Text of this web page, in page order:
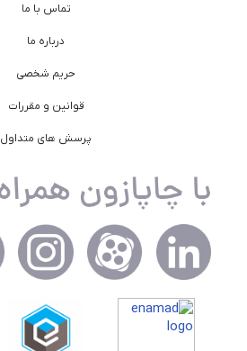
تماس با ما
درباره ما
حریم شخصی
قوانین و مقررات
پرسش های متداول